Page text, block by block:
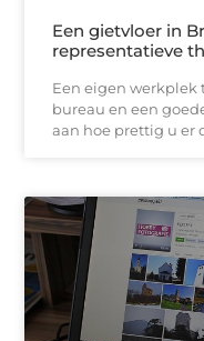
Een gietvloer in
representatieve
Een eigen werkplek
bureau en een
aan hoe prettig u er